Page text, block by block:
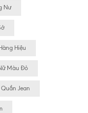
Nư
Hiệu
Màu Đỏ
Jean